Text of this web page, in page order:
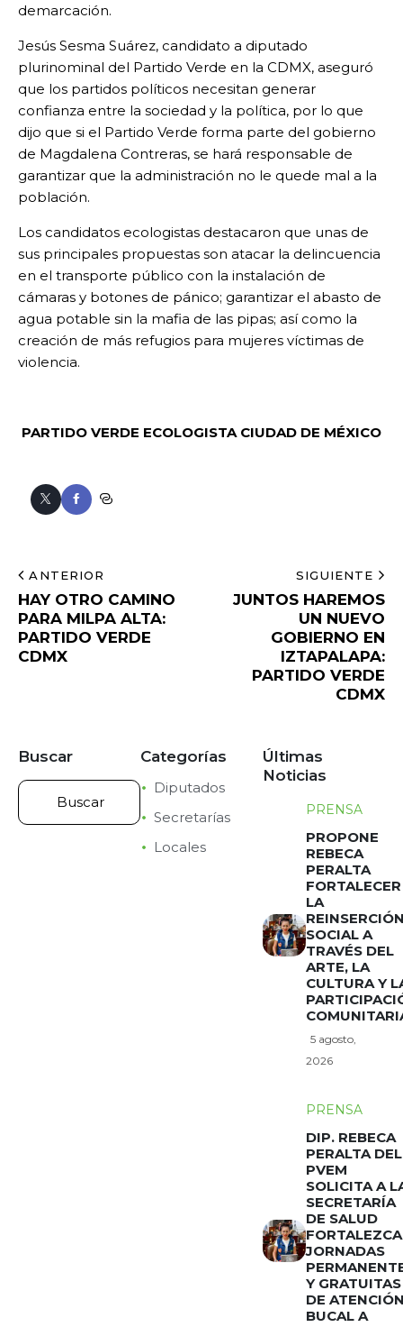
demarcación.
Jesús Sesma Suárez, candidato a diputado
plurinominal del Partido Verde en la CDMX, aseguró
que los partidos políticos necesitan generar
confianza entre la sociedad y la política, por lo que
dijo que si el Partido Verde forma parte del gobierno
de Magdalena Contreras, se hará responsable de
garantizar que la administración no le quede mal a la
población.
Los candidatos ecologistas destacaron que unas de
sus principales propuestas son atacar la delincuencia
en el transporte público con la instalación de
cámaras y botones de pánico; garantizar el abasto de
agua potable sin la mafia de las pipas; así como la
creación de más refugios para mujeres víctimas de
violencia.
PARTIDO VERDE ECOLOGISTA CIUDAD DE MÉXICO
ANTERIOR
HAY OTRO CAMINO
PARA MILPA ALTA:
PARTIDO VERDE
CDMX
SIGUIENTE
JUNTOS HAREMOS
UN NUEVO
GOBIERNO EN
IZTAPALAPA:
PARTIDO VERDE
CDMX
Buscar Categorías
Diputados
Secretarías
Locales
Últimas
Noticias
PRENSA
PROPONE
REBECA
PERALTA
FORTALECER
LA
SOCIAL A
TRAVÉS DEL
ARTE, LA
CULTURA Y
5 agosto,
2026
PRENSA
DIP. REBECA
PERALTA DEL
PVEM
SOLICITA A
SECRETARÍA
DE SALUD
FORTALEZCA
JORNADAS
Y GRATUITAS
DE
BUCAL A